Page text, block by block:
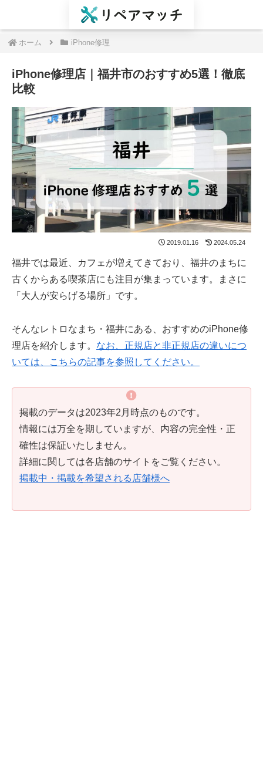
ホーム iPhone修理
iPhone修理店｜福井市のおすすめ5選！徹底
比較
2019.01.16 2024.05.24
福井では最近、カフェが増えてきており、福井のまちに
古くからある喫茶店にも注目が集まっています。まさに
「大人が安らげる場所」です。
そんなレトロなまち・福井にある、おすすめのiPhone修
理店を紹介します。 なお、正規店と非正規店の違いにつ
いては、こちらの記事を参照してください。
掲載のデータは2023年2月時点のものです。
情報には万全を期していますが、内容の完全性・正
確性は保証いたしません。
詳細に関しては各店舗のサイトをご覧ください。
掲載中・掲載を希望される店舗様へ